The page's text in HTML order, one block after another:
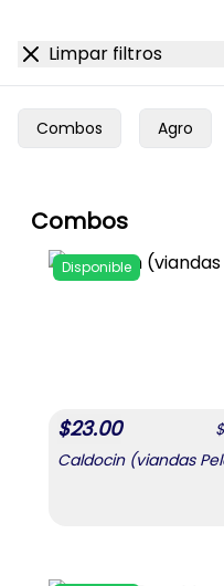
Limpar filtros
Combos Agro
Combos
Disponible
$23.00
Caldocin (viandas